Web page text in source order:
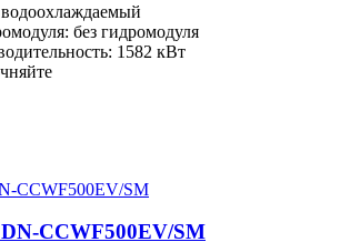
без гидромодуля
1582 кВт
CCWF500EV/SM